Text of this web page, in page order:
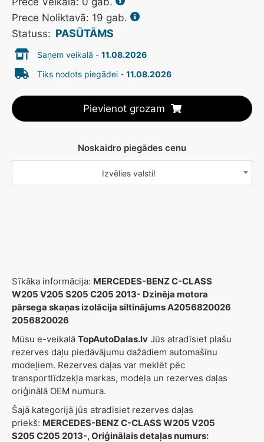
Prece Noliktavā: 19 gab.
Statuss: PASŪTĀMS
Saņem veikalā - 11.08.2026
Tiks nodots piegādei - 11.08.2026
Pievienot grozam
Noskaidro piegādes cenu
Izvēlies valsti!
Sīkāka informācija: MERCEDES-BENZ C-CLASS
W205 V205 S205 C205 2013- Dzinēja motora
pārsega skaņas izolācija siltinājums A2056820026
2056820026
Mūsu e-veikalā TopAutoDalas.lv Jūs atradīsiet plašu
rezerves daļu piedāvājumu dažādiem automašīnu
modeļiem. Rezerves daļas var meklēt pēc
transportlīdzekļa markas, modeļa un rezerves daļas
oriģinālā OEM numura.
Šajā kategorijā jūs atradīsiet rezerves daļas
priekš: MERCEDES-BENZ C-CLASS W205 V205
S205 C205 2013-, Oriģinālais detaļas numurs: